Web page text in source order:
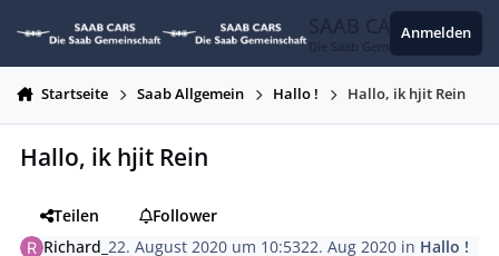
SAAB CARS
Die Saab Gemeinschaft
Anmelden
Startseite Saab Allgemein Hallo ! Hallo, ik hjit Rein
Hallo, ik hjit Rein
Teilen
Follower
Richard_22. August 2020 um 10:5322. Aug 2020 in Hallo !